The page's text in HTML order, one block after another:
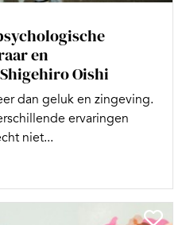
en
Oishi
dan geluk en zingeving.
ervaringen
niet...